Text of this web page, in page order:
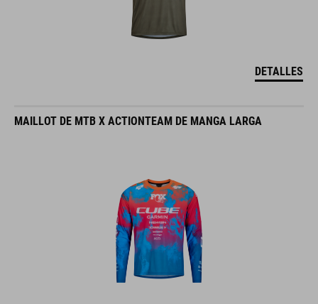
DETALLES
MAILLOT DE MTB X ACTIONTEAM DE MANGA LARGA